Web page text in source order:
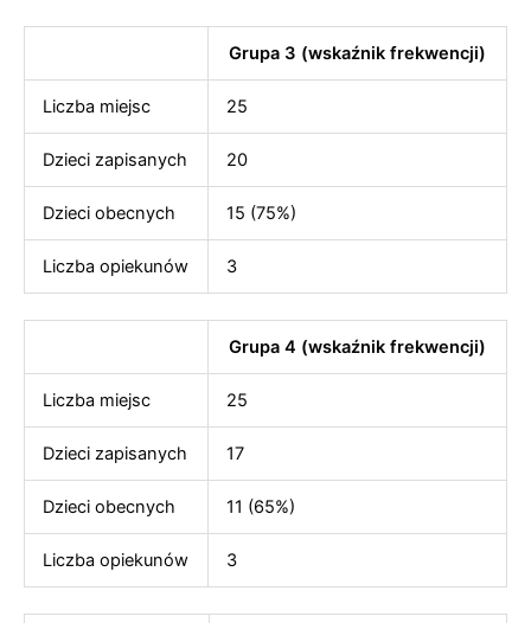
Grupa 3 (wskaźnik frekwencji)
Liczba miejsc 25
Dzieci zapisanych 20
Dzieci obecnych 15 (75%)
Liczba opiekunów 3
Grupa 4 (wskaźnik frekwencji)
Liczba miejsc 25
Dzieci zapisanych 17
Dzieci obecnych 11 (65%)
Liczba opiekunów 3